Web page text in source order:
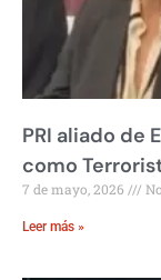
PRI aliado de
como
7 de mayo, 2026
Leer más »